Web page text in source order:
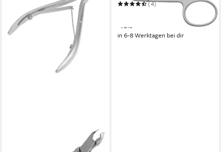
(4)
29,99 €
-10%
in 6-8 Werktagen bei dir